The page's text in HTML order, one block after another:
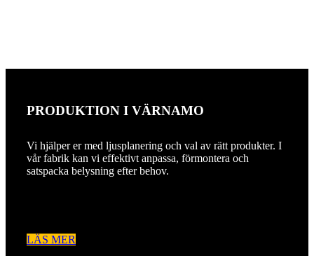
PRODUKTION I VÄRNAMO
Vi hjälper er med ljusplanering och val av rätt produkter. I
vår fabrik kan vi effektivt anpassa, förmontera och
satspacka belysning efter behov.
LÄS MER